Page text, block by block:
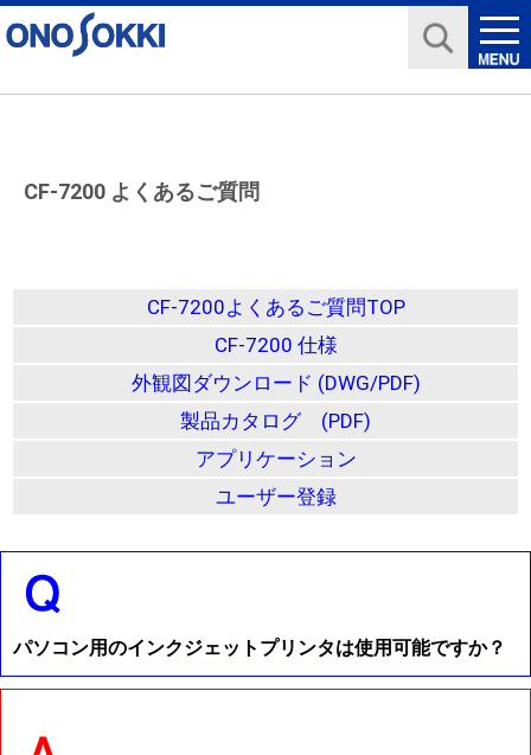
CF-7200 よくあるご質問
CF-7200よくあるご質問TOP
CF-7200 仕様
外観図ダウンロード (DWG/PDF)
製品カタログ (PDF)
アプリケーション
ユーザー登録
パソコン用のインクジェットプリンタは使用可能ですか？